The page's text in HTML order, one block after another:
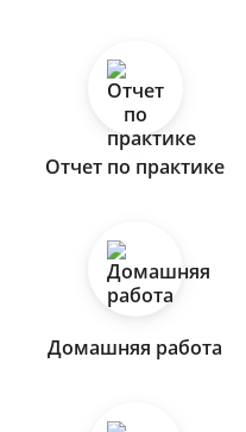
Отчет по практике
Домашняя работа